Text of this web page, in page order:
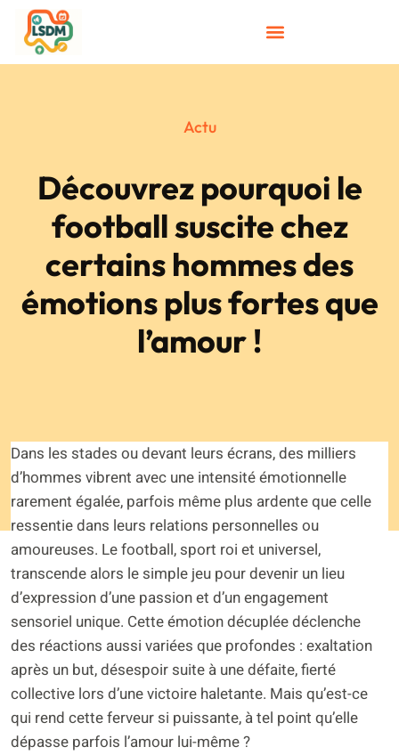
Actu
Découvrez pourquoi le
football suscite chez
certains hommes des
émotions plus fortes que
l’amour !
Dans les stades ou devant leurs écrans, des milliers
d’hommes vibrent avec une intensité émotionnelle
rarement égalée, parfois même plus ardente que celle
ressentie dans leurs relations personnelles ou
amoureuses. Le football, sport roi et universel,
transcende alors le simple jeu pour devenir un lieu
d’expression d’une passion et d’un engagement
sensoriel unique. Cette émotion décuplée déclenche
des réactions aussi variées que profondes : exaltation
après un but, désespoir suite à une défaite, fierté
collective lors d’une victoire haletante. Mais qu’est-ce
qui rend cette ferveur si puissante, à tel point qu’elle
dépasse parfois l’amour lui-même ?